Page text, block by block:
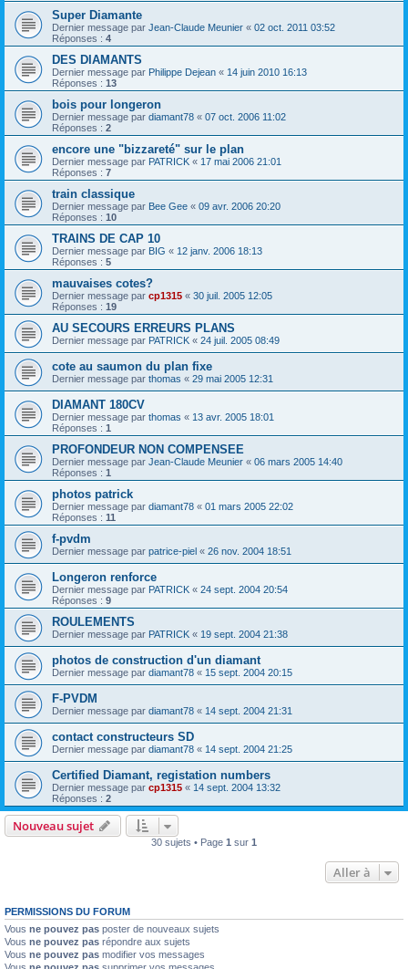
Super Diamante
Dernier message par Jean-Claude Meunier « 02 oct. 2011 03:52
Réponses : 4
DES DIAMANTS
Dernier message par Philippe Dejean « 14 juin 2010 16:13
Réponses : 13
bois pour longeron
Dernier message par diamant78 « 07 oct. 2006 11:02
Réponses : 2
encore une "bizzareté" sur le plan
Dernier message par PATRICK « 17 mai 2006 21:01
Réponses : 7
train classique
Dernier message par Bee Gee « 09 avr. 2006 20:20
Réponses : 10
TRAINS DE CAP 10
Dernier message par BIG « 12 janv. 2006 18:13
Réponses : 5
mauvaises cotes?
Dernier message par cp1315 « 30 juil. 2005 12:05
Réponses : 19
AU SECOURS ERREURS PLANS
Dernier message par PATRICK « 24 juil. 2005 08:49
cote au saumon du plan fixe
Dernier message par thomas « 29 mai 2005 12:31
DIAMANT 180CV
Dernier message par thomas « 13 avr. 2005 18:01
Réponses : 1
PROFONDEUR NON COMPENSEE
Dernier message par Jean-Claude Meunier « 06 mars 2005 14:40
Réponses : 1
photos patrick
Dernier message par diamant78 « 01 mars 2005 22:02
Réponses : 11
f-pvdm
Dernier message par patrice-piel « 26 nov. 2004 18:51
Longeron renforce
Dernier message par PATRICK « 24 sept. 2004 20:54
Réponses : 9
ROULEMENTS
Dernier message par PATRICK « 19 sept. 2004 21:38
photos de construction d'un diamant
Dernier message par diamant78 « 15 sept. 2004 20:15
F-PVDM
Dernier message par diamant78 « 14 sept. 2004 21:31
contact constructeurs SD
Dernier message par diamant78 « 14 sept. 2004 21:25
Certified Diamant, registation numbers
Dernier message par cp1315 « 14 sept. 2004 13:32
Réponses : 2
Nouveau sujet
30 sujets • Page 1 sur 1
Aller à
PERMISSIONS DU FORUM
Vous ne pouvez pas poster de nouveaux sujets
Vous ne pouvez pas répondre aux sujets
Vous ne pouvez pas modifier vos messages